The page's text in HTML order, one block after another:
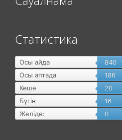
Статистика
Осы айда
840
Осы аптада
186
Кеше
20
Бүгін
16
Желіде:
0